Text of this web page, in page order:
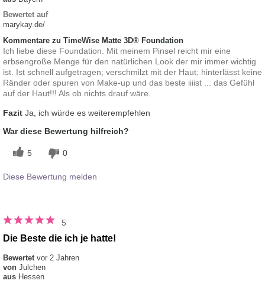
Bewertet auf
marykay.de/
Kommentare zu TimeWise Matte 3D® Foundation
Ich liebe diese Foundation. Mit meinem Pinsel reicht mir eine
erbsengroße Menge für den natürlichen Look der mir immer wichtig
ist. Ist schnell aufgetragen; verschmilzt mit der Haut; hinterlässt keine
Ränder oder spuren von Make-up und das beste iiiist ... das Gefühl
auf der Haut!!! Als ob nichts drauf wäre.
Fazit Ja, ich würde es weiterempfehlen
War diese Bewertung hilfreich?
5 0
Diese Bewertung melden
5
Die Beste die ich je hatte!
Bewertet vor 2 Jahren
von Julchen
aus Hessen